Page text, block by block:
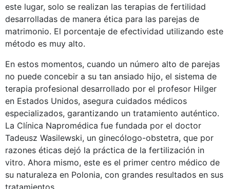
este lugar, solo se realizan las terapias de fertilidad
desarrolladas de manera ética para las parejas de
matrimonio. El porcentaje de efectividad utilizando este
método es muy alto.
En estos momentos, cuando un número alto de parejas
no puede concebir a su tan ansiado hijo, el sistema de
terapia profesional desarrollado por el profesor Hilger
en Estados Unidos, asegura cuidados médicos
especializados, garantizando un tratamiento auténtico.
La Clínica Napromédica fue fundada por el doctor
Tadeusz Wasilewski, un ginecólogo-obstetra, que por
razones éticas dejó la práctica de la fertilización in
vitro. Ahora mismo, este es el primer centro médico de
su naturaleza en Polonia, con grandes resultados en sus
tratamientos.